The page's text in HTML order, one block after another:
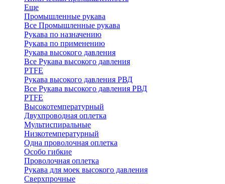
Еще
Промышленные рукава
Все Промышленные рукава
Рукава по назначению
Рукава по применению
Рукава высокого давления
Все Рукава высокого давления
PTFE
Рукава высокого давления РВД
Все Рукава высокого давления РВД
PTFE
Высокотемпературный
Двухпроводная оплетка
Мультиспиральные
Низкотемпературный
Одна проволочная оплетка
Особо гибкие
Проволочная оплетка
Рукава для моек высокого давления
Сверхпрочные